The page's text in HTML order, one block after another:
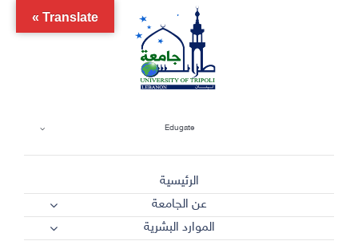
Edugate
الرئيسية
عن الجامعة
الموارد البشرية
Translate »